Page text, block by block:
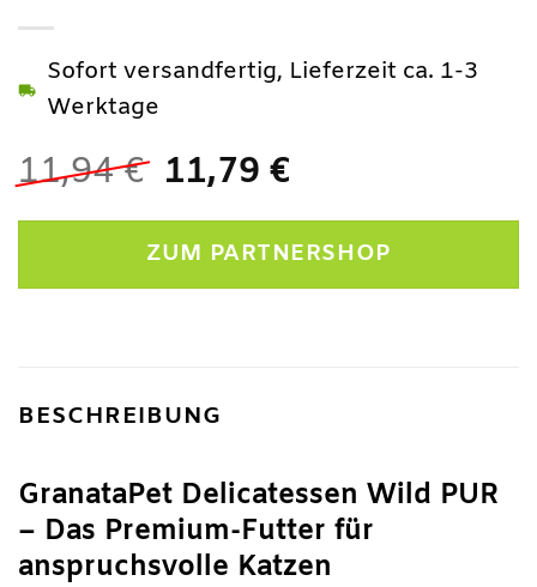
11,94€ Ursprünglicher
war:
11,94 €
11,79 €Aktueller
ist:
11,79 €.
Sofort versandfertig, Lieferzeit ca. 1-3
Werktage
ZUM PARTNERSHOP
BESCHREIBUNG
GranataPet Delicatessen Wild PUR
– Das Premium-Futter für
anspruchsvolle Katzen